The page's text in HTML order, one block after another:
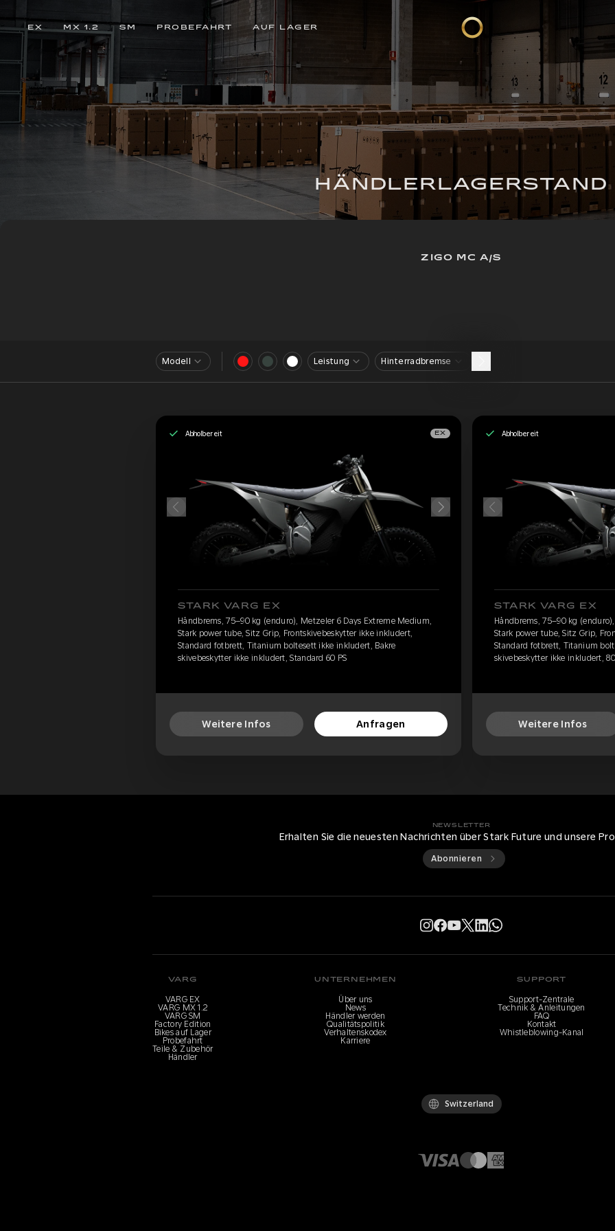
EX MX 1.2 SM PROBEFAHRT AUF LAGER
HÄNDLERLAGERSTAND
ZIGO MC A/S
Modell Leistung Hinterradbremse
Abholbereit EX
STARK VARG EX
Håndbrems, 75–90 kg (enduro), Metzeler 6 Days Extreme Medium,
Stark power tube, Sitz Grip, Frontskivebeskytter ikke inkludert,
Standard fotbrett, Titanium boltesett ikke inkludert, Bakre
skivebeskytter ikke inkludert, Standard 60 PS
Weitere Infos Anfragen
Abholbereit
STARK VARG EX
Håndbrems, 75–90 kg
Stark power tube, Sitz Grip,
Standard fotbrett, Titanium
skivebeskytter ikke inkludert,
Weitere Infos
NEWSLETTER
Erhalten Sie die neuesten Nachrichten über Stark Future und unsere
Abonnieren
VARG
VARG EX
VARG MX 1.2
VARG SM
Factory Edition
Bikes auf Lager
Probefahrt
Teile & Zubehör
Händler
UNTERNEHMEN
Über uns
News
Händler werden
Qualitätspolitik
Verhaltenskodex
Karriere
SUPPORT
Support-Zentrale
Technik & Anleitungen
FAQ
Kontakt
Whistleblowing-Kanal
Switzerland